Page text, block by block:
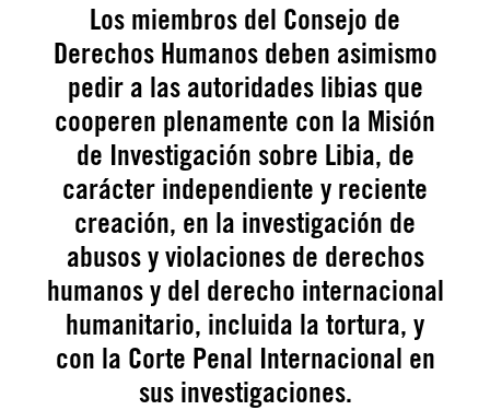
Los miembros del Consejo de
Derechos Humanos deben asimismo
pedir a las autoridades libias que
cooperen plenamente con la Misión
de Investigación sobre Libia, de
carácter independiente y reciente
creación, en la investigación de
abusos y violaciones de derechos
humanos y del derecho internacional
humanitario, incluida la tortura, y
con la Corte Penal Internacional en
sus investigaciones.